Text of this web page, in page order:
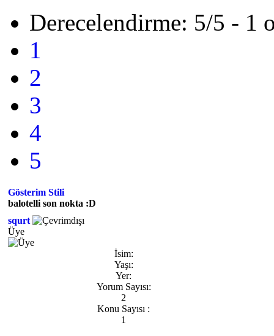
Derecelendirme: 5/5 - 1
1
2
3
4
5
Gösterim Stili
balotelli son nokta :D
squrt
Üye
İsim:
Yaşı:
Yer:
Yorum Sayısı:
2
Konu Sayısı :
1